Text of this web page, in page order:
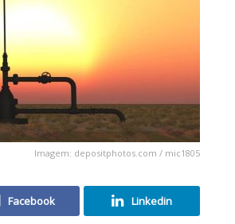
Imagem: depositphotos.com / mic1805
Facebook Linkedin